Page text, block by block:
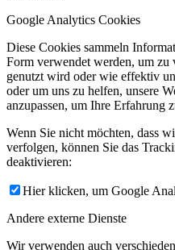
Google Analytics Cookies
Diese Cookies sammeln
Form verwendet werden, um zu
genutzt wird oder wie effektiv
oder um uns zu helfen, unsere
anzupassen, um Ihre Erfahrung
Wenn Sie nicht möchten, dass
verfolgen, können Sie das
deaktivieren:
Hier klicken, um Google
Andere externe Dienste
Wir verwenden auch